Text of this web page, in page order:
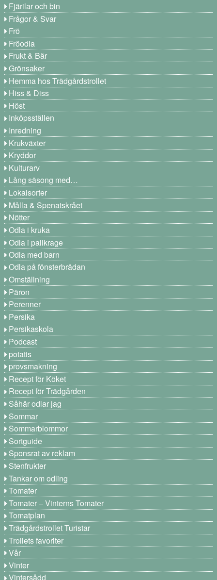
Fjärilar och bin
Frågor & Svar
Frö
Fröodla
Frukt & Bär
Grönsaker
Hemma hos Trädgårdstrollet
Hiss & Diss
Höst
Inköpsställen
Inredning
Krukväxter
Kryddor
Kulturarv
Lång säsong med…
Lokalsorter
Målla & Spenatskrået
Nötter
Odla i kruka
Odla i pallkrage
Odla med barn
Odla på fönsterbrädan
Omställning
Päron
Perenner
Persika
Persikaskola
Podcast
potatis
provsmakning
Recept för Köket
Recept för Trädgården
Såhär odlar jag
Sommar
Sommarblommor
Sortguide
Sponsrat av reklam
Stenfrukter
Tankar om odling
Tomater
Tomater – Vinterns Tomater
Tomatplan
Trädgårdstrollet Turistar
Trollets favoriter
Vår
Vinter
Vintersådd